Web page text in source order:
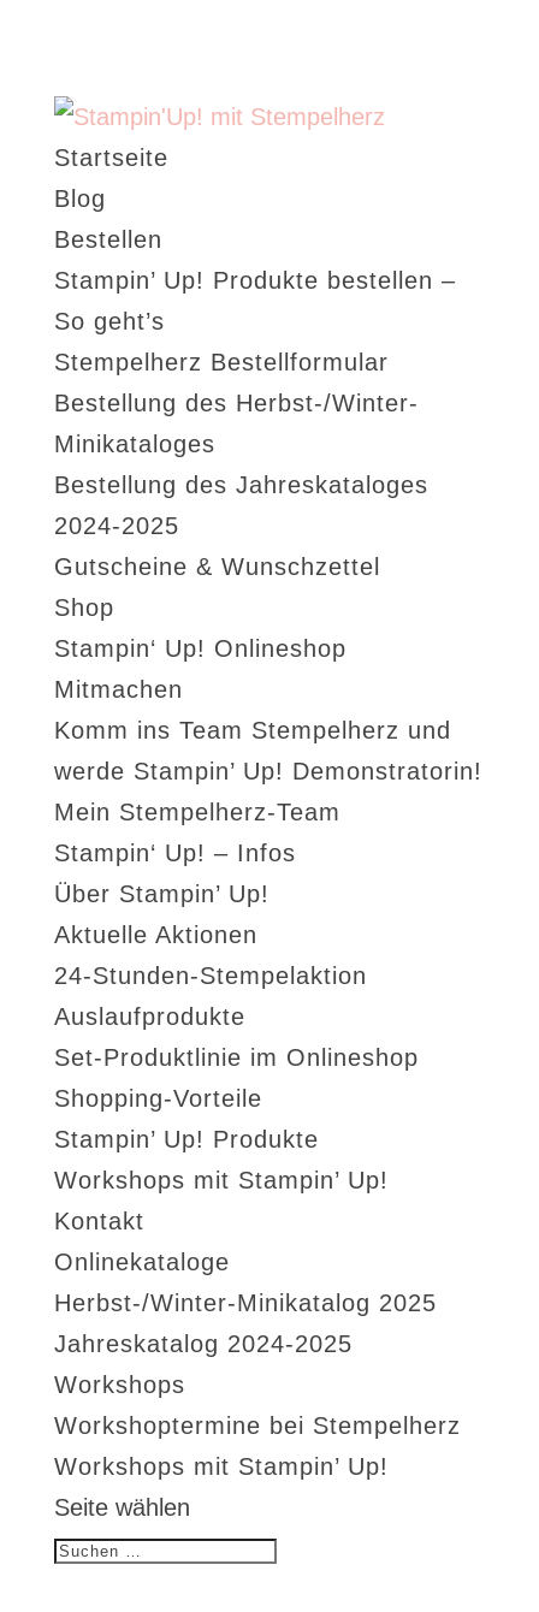
Startseite
Blog
Bestellen
Stampin’ Up! Produkte bestellen –
So geht’s
Stempelherz Bestellformular
Bestellung des Herbst-/Winter-
Minikataloges
Bestellung des Jahreskataloges
2024-2025
Gutscheine & Wunschzettel
Shop
Stampin‘ Up! Onlineshop
Mitmachen
Komm ins Team Stempelherz und
werde Stampin’ Up! Demonstratorin!
Mein Stempelherz-Team
Stampin‘ Up! – Infos
Über Stampin’ Up!
Aktuelle Aktionen
24-Stunden-Stempelaktion
Auslaufprodukte
Set-Produktlinie im Onlineshop
Shopping-Vorteile
Stampin’ Up! Produkte
Workshops mit Stampin’ Up!
Kontakt
Onlinekataloge
Herbst-/Winter-Minikatalog 2025
Jahreskatalog 2024-2025
Workshops
Workshoptermine bei Stempelherz
Workshops mit Stampin’ Up!
Seite wählen